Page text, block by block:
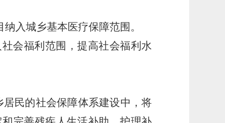
入城乡基本医疗保障范围。
会福利范围，提高社会福利水
民的社会保障体系建设中，将